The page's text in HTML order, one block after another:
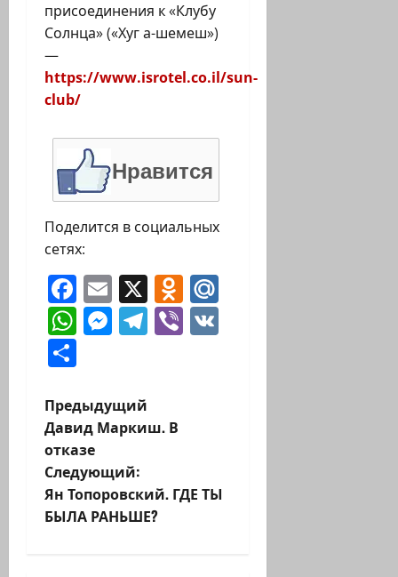
присоединения к «Клубу
Солнца» («Хуг а-шемеш»)
—
https://www.isrotel.co.il/sun-
club/
Нравится
Поделится в социальных
сетях:
Facebook
Email
X Odnoklassniki
WhatsApp
Messenger
Telegram
Viber
Н
а
в
и
Предыдущий
Давид Маркиш. В
отказе
Следующий:
Ян Топоровский. ГДЕ ТЫ
БЫЛА РАНЬШЕ?